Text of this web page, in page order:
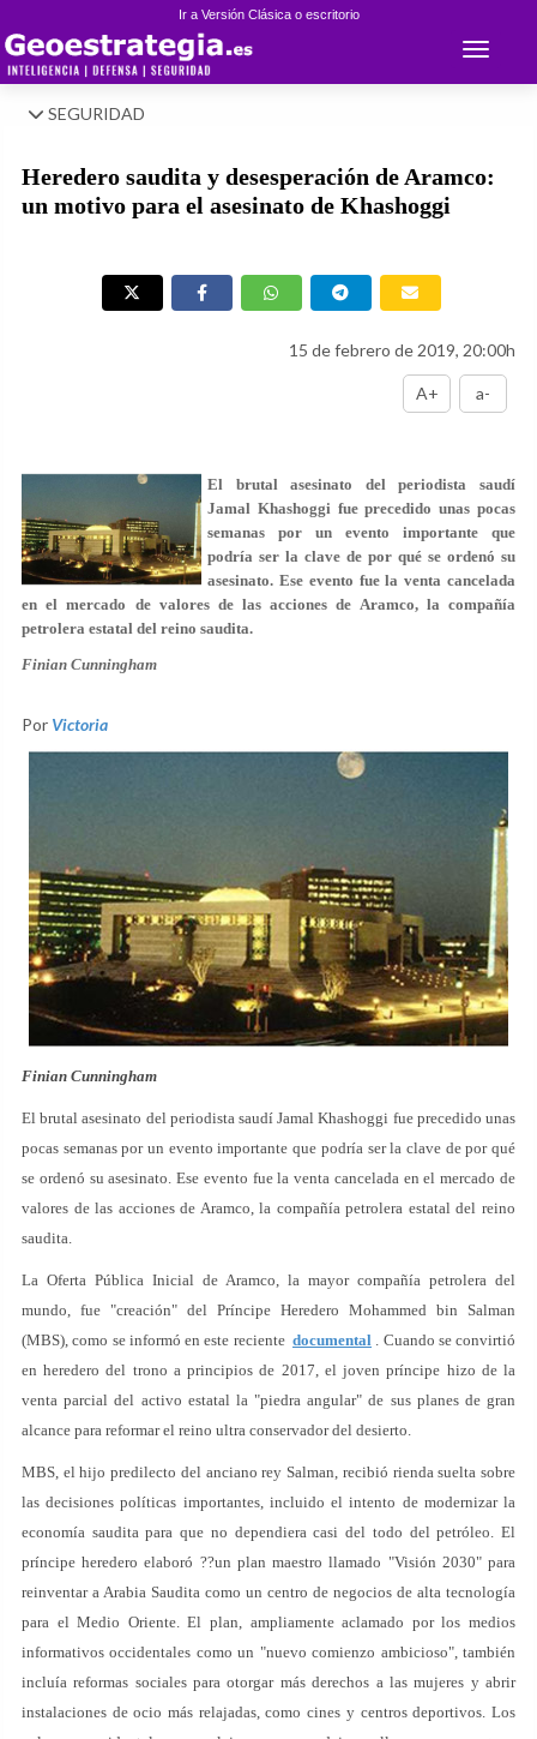
Ir a Versión Clásica o escritorio
Toggle
SEGURIDAD
Heredero saudita y desesperación de Aramco:
un motivo para el asesinato de Khashoggi
15 de febrero de 2019, 20:00h
A+ a-
El brutal asesinato del periodista saudí
Jamal Khashoggi fue precedido unas pocas
semanas por un evento importante que
podría ser la clave de por qué se ordenó su
asesinato. Ese evento fue la venta cancelada
en el mercado de valores de las acciones de Aramco, la compañía
petrolera estatal del reino saudita.
Finian Cunningham
Por Victoria
Finian Cunningham
El brutal asesinato del periodista saudí Jamal Khashoggi fue precedido unas
pocas semanas por un evento importante que podría ser la clave de por qué
se ordenó su asesinato. Ese evento fue la venta cancelada en el mercado de
valores de las acciones de Aramco, la compañía petrolera estatal del reino
saudita.
La Oferta Pública Inicial de Aramco, la mayor compañía petrolera del
mundo, fue "creación" del Príncipe Heredero Mohammed bin Salman
(MBS), como se informó en este reciente documental . Cuando se convirtió
en heredero del trono a principios de 2017, el joven príncipe hizo de la
venta parcial del activo estatal la "piedra angular" de sus planes de gran
alcance para reformar el reino ultra conservador del desierto.
MBS, el hijo predilecto del anciano rey Salman, recibió rienda suelta sobre
las decisiones políticas importantes, incluido el intento de modernizar la
economía saudita para que no dependiera casi del todo del petróleo. El
príncipe heredero elaboró ??un plan maestro llamado "Visión 2030" para
reinventar a Arabia Saudita como un centro de negocios de alta tecnología
para el Medio Oriente. El plan, ampliamente aclamado por los medios
informativos occidentales como un "nuevo comienzo ambicioso", también
incluía reformas sociales para otorgar más derechos a las mujeres y abrir
instalaciones de ocio más relajadas, como cines y centros deportivos. Los